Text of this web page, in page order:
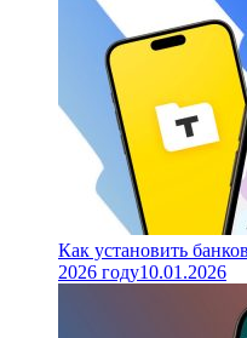
Как установить
2026 году10.01.2026